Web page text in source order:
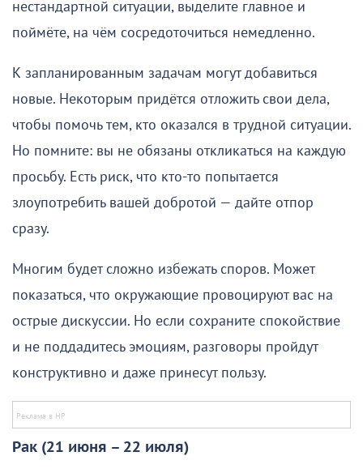
нестандартной ситуации, выделите главное и
поймёте, на чём сосредоточиться немедленно.
К запланированным задачам могут добавиться
новые. Некоторым придётся отложить свои дела,
чтобы помочь тем, кто оказался в трудной ситуации.
Но помните: вы не обязаны откликаться на каждую
просьбу. Есть риск, что кто-то попытается
злоупотребить вашей добротой — дайте отпор
сразу.
Многим будет сложно избежать споров. Может
показаться, что окружающие провоцируют вас на
острые дискуссии. Но если сохраните спокойствие
и не поддадитесь эмоциям, разговоры пройдут
конструктивно и даже принесут пользу.
Рак (21 июня – 22 июля)